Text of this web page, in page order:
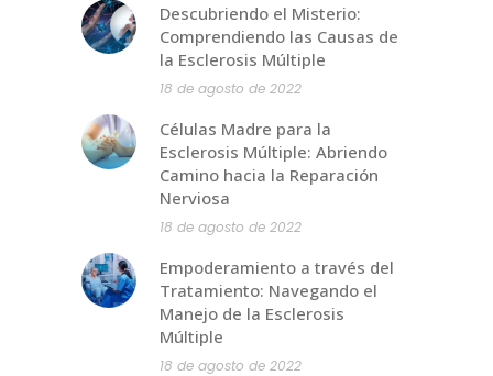
Descubriendo el Misterio:
Comprendiendo las Causas de
la Esclerosis Múltiple
18 de agosto de 2022
Células Madre para la
Esclerosis Múltiple: Abriendo
Camino hacia la Reparación
Nerviosa
18 de agosto de 2022
Empoderamiento a través del
Tratamiento: Navegando el
Manejo de la Esclerosis
Múltiple
18 de agosto de 2022